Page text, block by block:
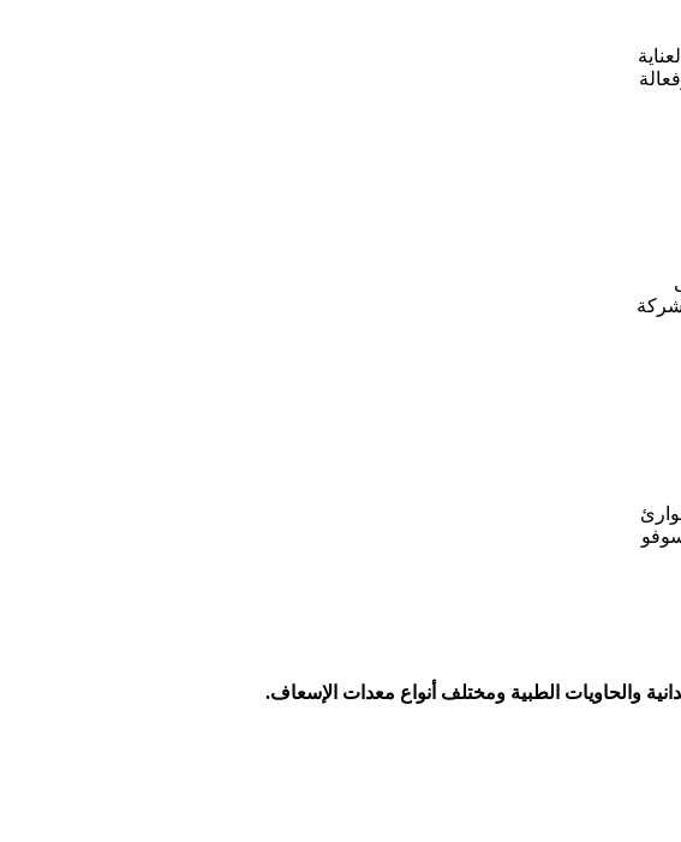
الطوارئ
والحاويات الطبية ومختلف أنواع معدات الإسعاف.